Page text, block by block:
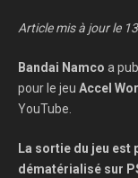
Article mis à jour le
Bandai Namco a
pour le jeu Accel
YouTube.
La sortie du jeu est
dématérialisé sur